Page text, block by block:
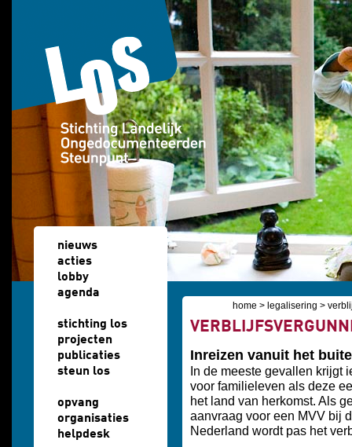
Overslaan en naar de algemene inhoud gaan
nieuws
acties
lobby
agenda
stichting los
projecten
publicaties
steun los
opvang
organisaties
helpdesk
home > legalisering >
Inreizen vanuit het
In de meeste gevallen krijgt
voor familieleven als deze
het land van herkomst. Als
aanvraag voor een MVV bij
Nederland wordt pas het